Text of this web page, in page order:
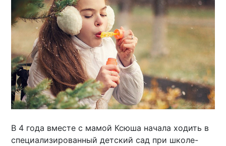
В 4 года вместе с мамой Ксюша начала ходить в
специализированный детский сад при школе-